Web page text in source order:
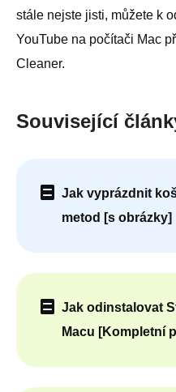
stále nejste jisti, můžete k
YouTube na počítači Mac
Cleaner.
Související
Jak vyprázdnit
metod [s obrázky]
Jak odinstalovat
Macu [Kompletní